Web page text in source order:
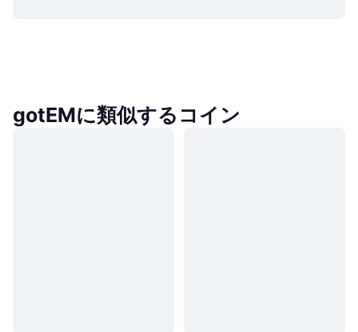
gotEMに類似するコイン